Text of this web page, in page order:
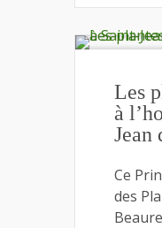
Les
à
Jean
Ce
des